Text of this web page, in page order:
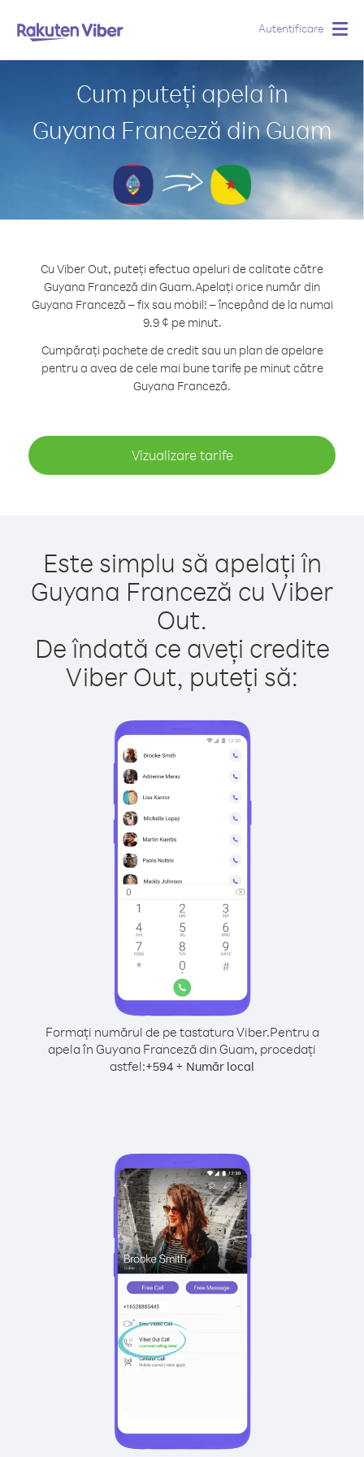
Autentificare
Cum puteți apela în
Guyana Franceză din Guam
Cu Viber Out, puteți efectua apeluri de calitate către
Guyana Franceză din Guam.Apelați orice număr din
Guyana Franceză – fix sau mobil! – începând de la numai
9.9 ¢ pe minut.
Cumpărați pachete de credit sau un plan de apelare
pentru a avea de cele mai bune tarife pe minut către
Guyana Franceză.
Vizualizare tarife
Este simplu să apelați în
Guyana Franceză cu Viber
Out.
De îndată ce aveți credite
Viber Out, puteți să:
Formați numărul de pe tastatura Viber.Pentru a
apela în Guyana Franceză din Guam, procedați
astfel:+594 + Număr local